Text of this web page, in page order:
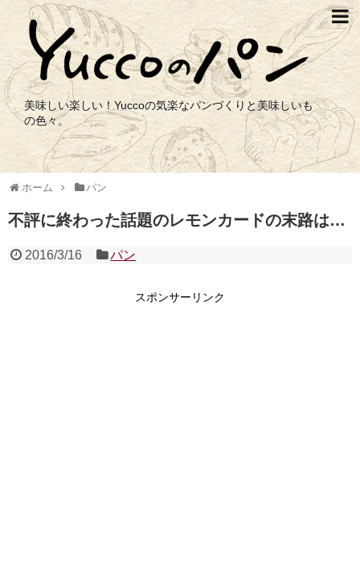
美味しい楽しい！Yuccoの気楽なパンづくりと美味しいも
の色々。
ホーム パン
不評に終わった話題のレモンカードの末路は…
2016/3/16 パン
スポンサーリンク